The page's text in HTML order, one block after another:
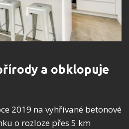
a obklopuje
2019 na vyhřívané betonové
o rozloze přes 5 km